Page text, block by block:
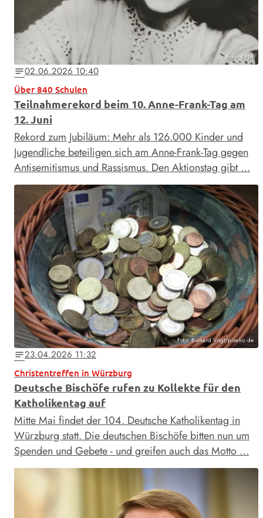
Foto: KNA
notes02.06.2026 10:40
Über 840 Schulen
Teilnahmerekord beim 10. Anne-Frank-Tag am
12. Juni
Rekord zum Jubiläum: Mehr als 126.000 Kinder und
Jugendliche beteiligen sich am Anne-Frank-Tag gegen
Antisemitismus und Rassismus. Den Aktionstag gibt …
Foto: Burkard Vogt/pixelio.de
notes23.04.2026 11:32
Christentreffen in Würzburg
Deutsche Bischöfe rufen zu Kollekte für den
Katholikentag auf
Mitte Mai findet der 104. Deutsche Katholikentag in
Würzburg statt. Die deutschen Bischöfe bitten nun um
Spenden und Gebete - und greifen auch das Motto …